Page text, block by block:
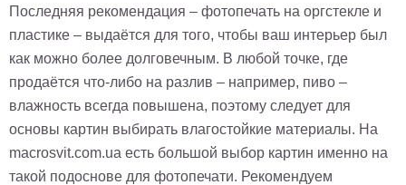
картин
Печать
на
холсте
Наши
Последняя рекомендация – фотопечать на оргстекле и
пластике – выдаётся для того, чтобы ваш интерьер был
как можно более долговечным. В любой точке, где
продаётся что-либо на разлив – например, пиво –
влажность всегда повышена, поэтому следует для
основы картин выбирать влагостойкие материалы. На
macrosvit.com.ua есть большой выбор картин именно на
такой подоснове для фотопечати. Рекомендуем